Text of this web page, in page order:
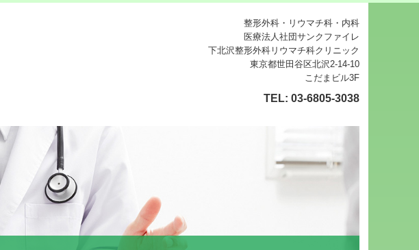
整形外科・リウマチ科・内科
医療法人社団サンクファイレ
下北沢整形外科リウマチ科クリニック
東京都世田谷区北沢2-14-10
こだまビル3F
TEL: 03-6805-3038